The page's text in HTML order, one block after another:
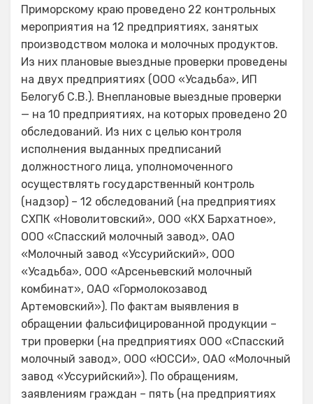
Приморскому краю проведено 22 контрольных
мероприятия на 12 предприятиях, занятых
производством молока и молочных продуктов.
Из них плановые выездные проверки проведены
на двух предприятиях (ООО «Усадьба», ИП
Белогуб С.В.). Внеплановые выездные проверки
— на 10 предприятиях, на которых проведено 20
обследований. Из них с целью контроля
исполнения выданных предписаний
должностного лица, уполномоченного
осуществлять государственный контроль
(надзор) – 12 обследований (на предприятиях
СХПК «Новолитовский», ООО «КХ Бархатное»,
ООО «Спасский молочный завод», ОАО
«Молочный завод «Уссурийский», ООО
«Усадьба», ООО «Арсеньевский молочный
комбинат», ОАО «Гормолокозавод
Артемовский»). По фактам выявления в
обращении фальсифицированной продукции –
три проверки (на предприятиях ООО «Спасский
молочный завод», ООО «ЮССИ», ОАО «Молочный
завод «Уссурийский»). По обращениям,
заявлениям граждан – пять (на предприятиях